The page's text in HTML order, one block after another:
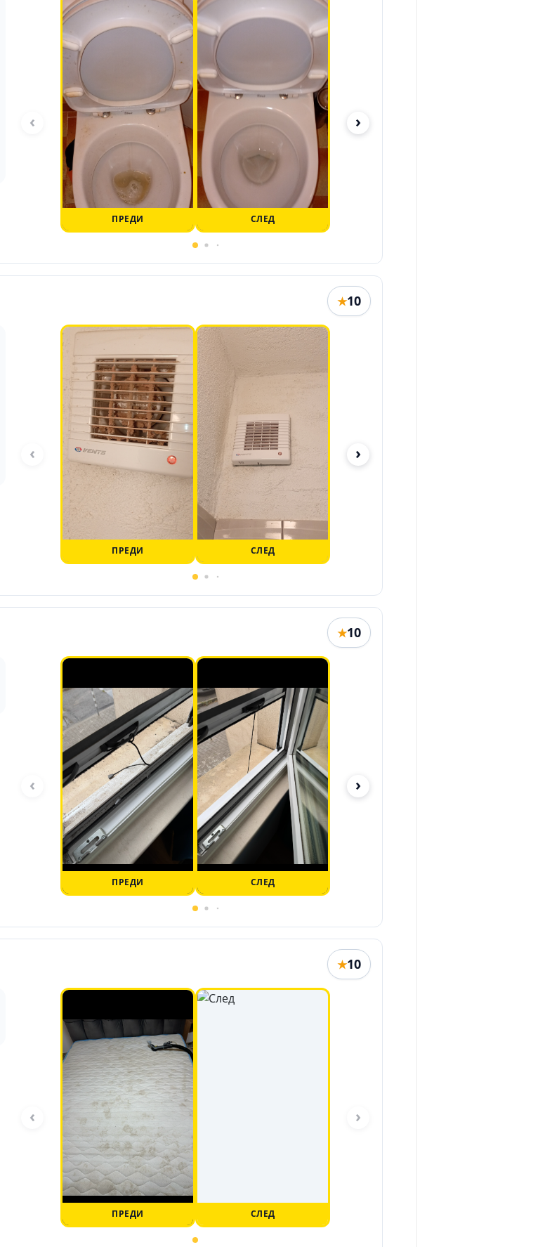
ПРЕДИ СЛЕД
‹ ›
★10
ПРЕДИ СЛЕД
‹ ›
★10
ПРЕДИ СЛЕД
‹ ›
★10
ПРЕДИ СЛЕД
‹ ›